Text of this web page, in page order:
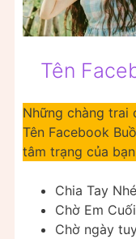
Tên
Những chàng trai
Tên Facebook
tâm trạng của
Chia Tay Nhé
Chờ Em
Chờ ngày